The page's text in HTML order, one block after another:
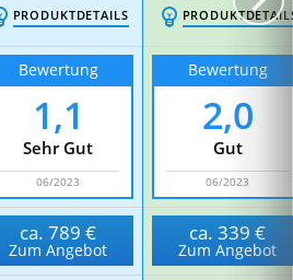
PRODUKTDETAILS
Bewertung
1,1
Sehr Gut
06/2023
Bewertung
2,0
Gut
06/2023
ca. 789 €
Zum Angebot
ca. 339 €
Zum Angebot